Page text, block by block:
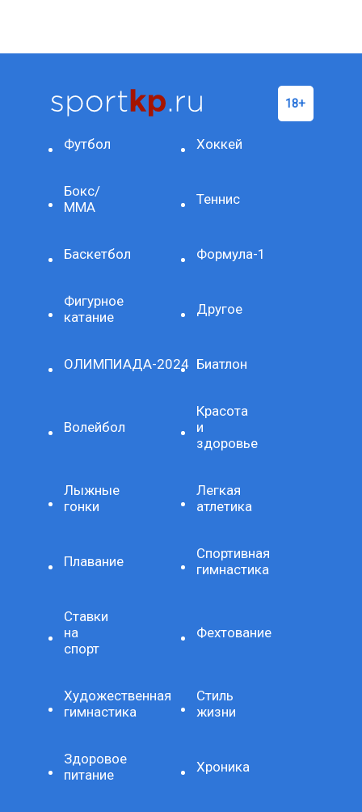
Футбол Хоккей
Бокс/
ММА
Теннис
Баскетбол Формула-1
Фигурное
катание
Другое
ОЛИМПИАДА-2024 Биатлон
Волейбол
Красота
и
здоровье
Лыжные
гонки
Легкая
атлетика
Плавание
Спортивная
гимнастика
Ставки
на
спорт
Фехтование
Художественная
гимнастика
Стиль
жизни
Здоровое
питание
Хроника